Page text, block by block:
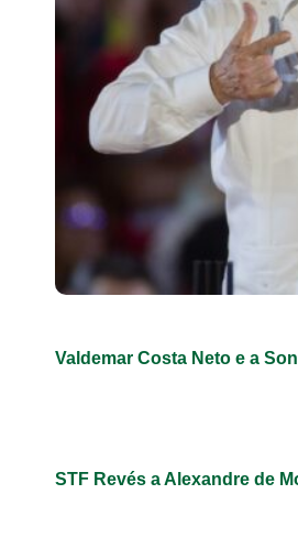
Valdemar Costa Neto e a
STF Revés a Alexandre de